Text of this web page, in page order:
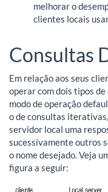
melhorar o
clientes locais
Consultas
Em relação aos seus
operar com dois tipos
modo de operação
o de consultas
servidor local uma
sucessivamente outros
o nome desejado. Veja
figura a seguir: